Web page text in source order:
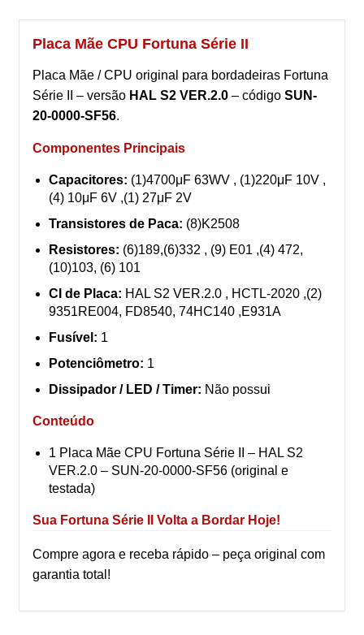
Placa Mãe CPU Fortuna Série II
Placa Mãe / CPU original para bordadeiras Fortuna
Série II – versão HAL S2 VER.2.0 – código SUN-
20-0000-SF56.
Componentes Principais
Capacitores: (1)4700μF 63WV , (1)220μF 10V ,
(4) 10μF 6V ,(1) 27μF 2V
Transistores de Paca: (8)K2508
Resistores: (6)189,(6)332 , (9) E01 ,(4) 472,
(10)103, (6) 101
CI de Placa: HAL S2 VER.2.0 , HCTL-2020 ,(2)
9351RE004, FD8540, 74HC140 ,E931A
Fusível: 1
Potenciômetro: 1
Dissipador / LED / Timer: Não possui
Conteúdo
1 Placa Mãe CPU Fortuna Série II – HAL S2
VER.2.0 – SUN-20-0000-SF56 (original e
testada)
Sua Fortuna Série II Volta a Bordar Hoje!
Compre agora e receba rápido – peça original com
garantia total!